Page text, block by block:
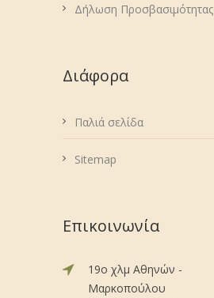
Δήλωση Προσβασιμότητας
Διάφορα
Παλιά σελίδα
Sitemap
Επικοινωνία
19ο χλμ Αθηνών -
Μαρκοπούλου